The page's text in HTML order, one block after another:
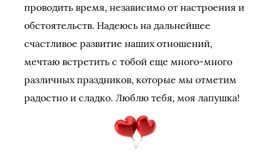
проводить время, независимо от настроения и
обстоятельств. Надеюсь на дальнейшее
счастливое развитие наших отношений,
мечтаю встретить с тобой еще много-много
различных праздников, которые мы отметим
радостно и сладко. Люблю тебя, моя лапушка!